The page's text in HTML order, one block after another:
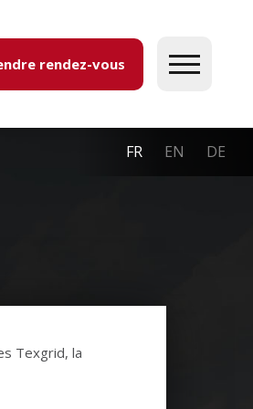
rendez-vous
FR EN DE
Texgrid, la